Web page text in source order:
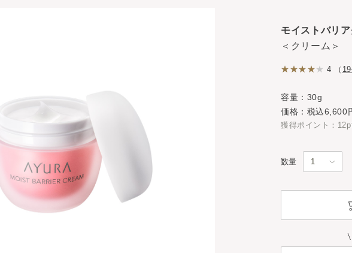
モイストバリ
＜クリーム＞
4 （
容量：30g
価格：税込6,600
獲得ポイント：
数量